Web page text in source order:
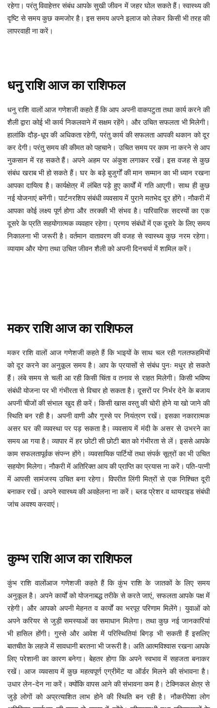
रहेगा। परंतु विवाहेत्तर संबंध आपके सुखी जीवन में जहर घोल सकते हैं। स्वास्थ्य की
दृष्टि से समय कुछ कमजोर है। इस समय अपने इलाज को लेकर किसी भी तरह की
लापरवाही ना करें।
धनु राशि आज का राशिफल
धनु राशि वालों आज गणेशजी कहते हैं किआप अपनी वाकपटुता तथा कार्य करने की
शैली द्वारा कोई भी कार्य निकलवाने में सक्षम रहेंगे। और उचित सफलता भी मिलेगी।
हालांकि दौड़-धूप की अधिकता रहेगी, परंतु कार्य की सफलता आपकी थकान को दूर
कर देगी। परंतु समय की कीमत को पहचाने। उचित समय पर काम ना करने से आप
नुकसान में रह सकते हैं। अपने अहम पर अंकुश लगाकर रखें। इस वजह से कुछ
संबंध खराब भी हो सकते हैं। घर के बड़े बुजुर्गों की मान सम्मान का भी ध्यान रखना
आपका दायित्व है। कार्यक्षेत्र में लंबित पड़े हुए कार्यों में गति आएगी। साथ ही कुछ
नई योजनाएं बनेंगी। पार्टनरशिप संबंधी व्यवसाय में पुराने मतभेद दूर होंगे। नौकरी में
आपका कोई लक्ष्य पूर्ण होगा और तरक्की भी संभव है। पारिवारिक सदस्यों का एक
दूसरे के प्रति सहयोगात्मक व्यवहार रहेगा। प्रणय संबंधों में एक दूसरे के लिए समय
निकालना भी जरूरी है। वर्तमान वातावरण की वजह से स्वास्थ्य कुछ नरम रहेगा।
व्यायाम और योगा तथा उचित जीवन शैली को अपनी दिनचर्या में शामिल करें।
मकर राशि आज का राशिफल
मकर राशि वालों आज गणेशजी कहते हैं किभाइयों के साथ चल रही गलतफहमियों
को दूर करने का अनुकूल समय है। आप के प्रयासों से संबंध पुनः मधुर हो सकते
हैं। लंबे समय से चली आ रही किसी चिंता व तनाव से राहत मिलेगी। किसी भविष्य
संबंधी योजना पर भी गंभीरता से विचार हो सकता है। दूसरों पर निर्भर देने के बजाय
अपनी चीजों की संभाल खुद ही करें। किसी खास वस्तु की चोरी होने या खो जाने की
स्थिति बन रही है। अपनी वाणी और गुस्से पर नियंत्रण रखें। इसका नकारात्मक
असर घर की व्यवस्था पर पड़ सकता है। व्यवसाय में मंदी के असर से उभरने का
समय आ गया है। व्यापार में हर छोटी सी छोटी बात को गंभीरता से लें। इससे आपके
काम सफलतापूर्वक संपन्न होंगे। व्यवसायिक पार्टियों तथा संपर्क सूत्रों का भी उचित
सहयोग मिलेगा। नौकरी में अतिरिक्त आय की प्राप्ति का प्रयास ना करें। पति-पत्नी
में आपसी सामंजस्य उचित बना रहेगा। विपरीत लिंगी मित्रों से एक निश्चित दूरी
बनाकर रखें। अपने स्वास्थ्य की अवहेलना ना करें। ब्लड प्रेशर व थायराइड संबंधी
जांच अवश्य करवाएं।
कुम्भ राशि आज का राशिफल
कुंभ राशि वालोंआज गणेशजी कहते हैं कि कुंभ राशि के जातकों के लिएसमय
अनुकूल है। अपने कार्यों को योजनाबद्ध तरीके से करते जाएं, सफलता आपके पक्ष में
रहेगी। और आपको अपनी मेहनत व कार्यों का भरपूर परिणाम मिलेंगे। युवाओं को
अपने करियर से जुड़ी समस्याओं का समाधान मिलेगा। तथा कुछ नई जानकारियां
भी हासिल होंगी। गुस्से और आवेश में परिस्थितियां बिगड़ भी सकती हैं इसलिए
बातचीत के लहजे में सावधानी बरतना भी जरूरी है। अति आत्मविश्वास रखना आपके
लिए परेशानी का कारण बनेगा। बेहतर होगा कि अपने स्वभाव में सहजता बनाकर
रखें। आज व्यवसाय में कुछ महत्वपूर्ण एग्रीमेंट या ऑर्डर मिलने की संभावना है।
उधार लेन-देन ना करें। क्योंकि वापस आने की संभावना कम है। टेक्निकल क्षेत्र से
जुड़े लोगों को अप्रत्याशित लाभ होने की स्थिति बन रही है। नौकरीपेशा लोग